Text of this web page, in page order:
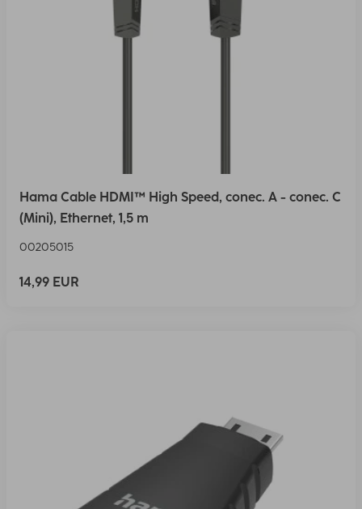
Hama Cable HDMI™ High Speed, conec. A - conec. C
(Mini), Ethernet, 1,5 m
00205015
14,99 EUR